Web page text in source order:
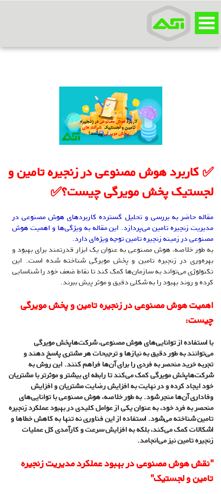
✅ کاربرد هوش مصنوعی در زنجیره تامین و
لجستیک پخش مویرگی چیست؟✅
مقاله حاضر به بررسی و تحلیل گسترده کاربردهای هوش مصنوعی در
مدیریت زنجیره تامین می‌پردازد. این مقاله به ویژگی‌ها و اهمیت هوش
مصنوعی در زمینه زنجیره تامین توجه ویژه‌ای دارد.
به طور خلاصه، هوش مصنوعی به عنوان یک ابزار قدرتمند برای بهبود و
بهره‌وری در زنجیره تامین و پخش مویرگی شناخته شده است. این
تکنولوژی می‌تواند به سازمان‌ها کمک کند تا نقاط ضعف خود را شناسایی
کرده و روند بهبود را به شکلی دقیق و موثر پیش ببرند.
اهمیت هوش مصنوعی در زنجیره تامین و پخش مویرگی
چیست:
با استفاده از توانایی‌های هوش مصنوعی، شرکت‌هاپخش مویرگی
می‌توانند به طور دقیق به نیازها و ترجیحات هر مشتری پاسخ دهند و
تجربه خرید منحصر به فردی را برای آن‌ها فراهم کنند. این روش به
شرکت‌هاپخش مویرگی کمک می‌کند تا رابطه ای بیشتر و موثرتر با مشتریان
خود ایجاد کرده و در نهایت به افزایش رضایت مشتریان و افزایش
وفاداری آن‌ها منجر شود. به طور خلاصه، هوش مصنوعی با توانایی‌های
منحصر به فرد خود، به عنوان یکی از عوامل کلیدی در بهبود عملکرد زنجیره
تامین شناخته می‌شود. استفاده از این فناوری نه تنها به کاهش خطاها و
اشکالات کمک می‌کند، بلکه به افزایش سرعت و کارآمدی کل عملیات
زنجیره تامین نیز می‌انجامد.
"نقش هوش مصنوعی در بهبود عملکرد مدیریت زنجیره
تامین و لجستیک"